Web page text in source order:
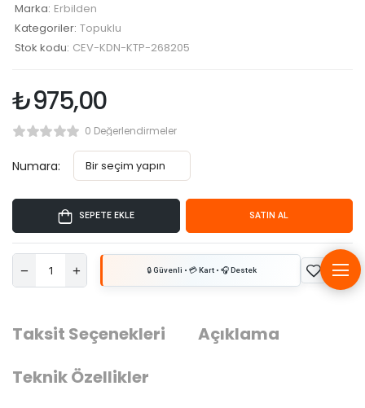
Marka: Erbilden
Kategoriler: Topuklu
Stok kodu: CEV-KDN-KTP-268205
₺975,00
0 Değerlendirmeler
Numara:
SEPETE EKLE SATIN AL
Taksit Seçenekleri
Açıklama
Teknik Özellikler